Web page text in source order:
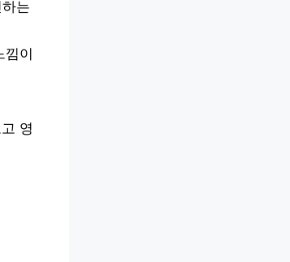
는
낌이
영